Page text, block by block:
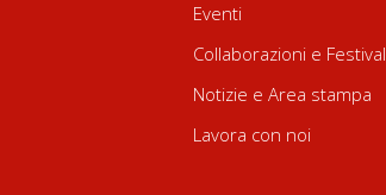
Eventi
Collaborazioni e Festival
Notizie e Area stampa
Lavora con noi